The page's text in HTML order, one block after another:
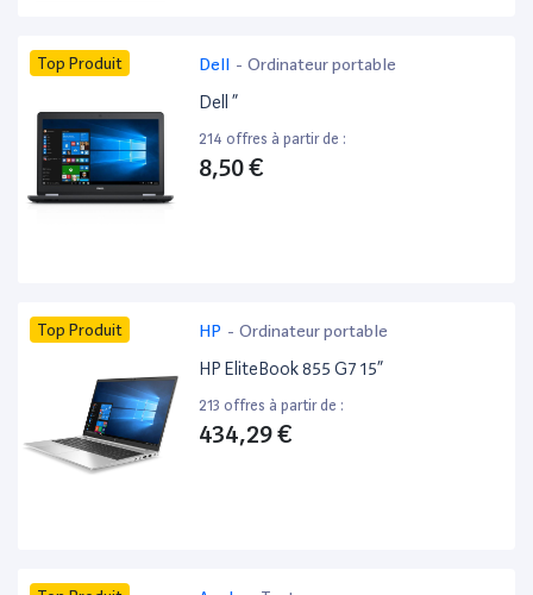
Top Produit Dell - Ordinateur portable
Dell ”
214 offres à partir de :
8,50 €
Top Produit HP - Ordinateur portable
HP EliteBook 855 G7 15”
213 offres à partir de :
434,29 €